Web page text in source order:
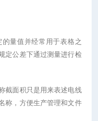
量值并经常用于表格之
定公差下通过测量进行检
截面积只是用来表述电线
称，方便生产管理和文件